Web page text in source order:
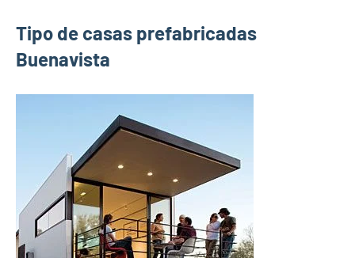
Tipo de casas prefabricadas
Buenavista